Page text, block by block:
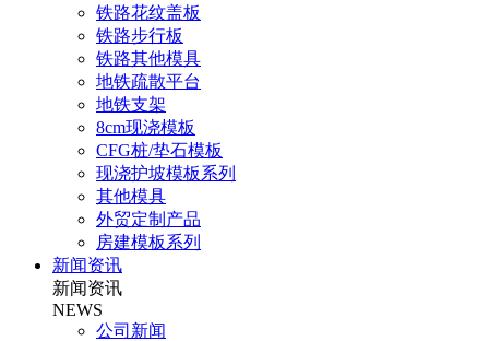
铁路花纹盖板
铁路步行板
铁路其他模具
地铁疏散平台
地铁支架
8cm现浇模板
CFG桩/垫石模板
现浇护坡模板系列
其他模具
外贸定制产品
房建模板系列
新闻资讯
新闻资讯
NEWS
公司新闻